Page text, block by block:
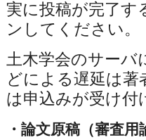
実に投稿が完了す
ンしてください。
土木学会のサーバ
どによる遅延は
は申込みが受け付
・論文原稿（審査